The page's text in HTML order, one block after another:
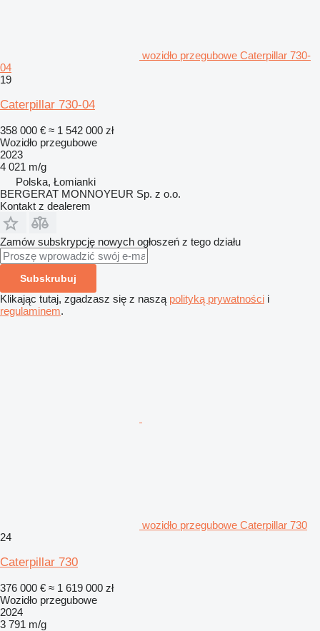
wozidło przegubowe Caterpillar 730-
04
19
Caterpillar 730-04
358 000 € ≈ 1 542 000 zł
Wozidło przegubowe
2023
4 021 m/g
Polska, Łomianki
BERGERAT MONNOYEUR Sp. z o.o.
Kontakt z dealerem
Zamów subskrypcję nowych ogłoszeń z tego działu
Subskrubuj
Klikając tutaj, zgadzasz się z naszą polityką prywatności i
regulaminem.
wozidło przegubowe Caterpillar 730
24
Caterpillar 730
376 000 € ≈ 1 619 000 zł
Wozidło przegubowe
2024
3 791 m/g